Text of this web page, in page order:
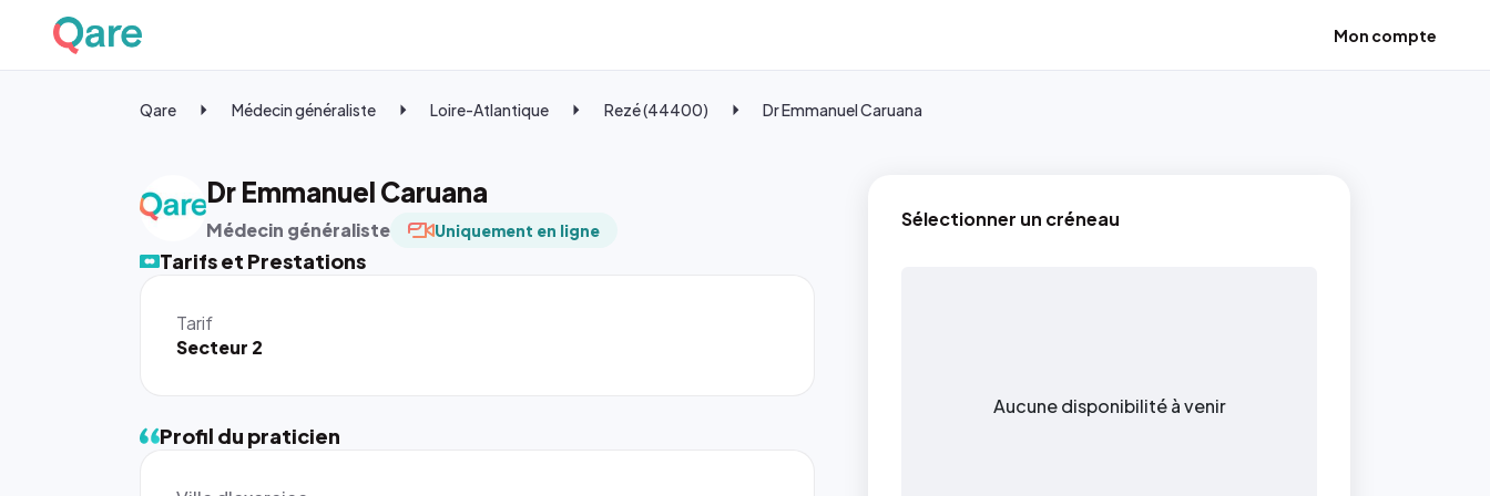
Mon compte
Qare Médecin généraliste Loire-Atlantique Rezé (44400) Dr Emmanuel Caruana
Dr Emmanuel Caruana
Médecin généraliste Uniquement en ligne
Tarifs et Prestations
Tarif
Secteur 2
Sélectionner un créneau
Aucune disponibilité à venir
Profil du praticien